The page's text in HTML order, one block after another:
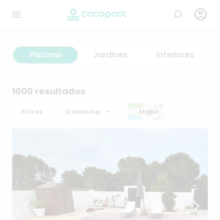

Piscinas Jardines Interiores
1000 resultados
Filtros Distancia Mapa